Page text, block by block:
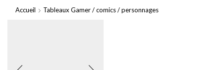
Accueil Tableaux Gamer / comics / personnages